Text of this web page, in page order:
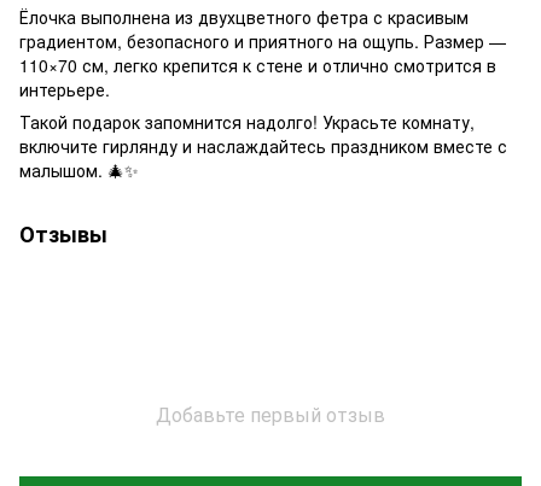
Ёлочка выполнена из двухцветного фетра с красивым
градиентом, безопасного и приятного на ощупь. Размер —
110×70 см, легко крепится к стене и отлично смотрится в
интерьере.
Такой подарок запомнится надолго! Украсьте комнату,
включите гирлянду и наслаждайтесь праздником вместе с
малышом. 🎄✨
Отзывы
Добавьте первый отзыв